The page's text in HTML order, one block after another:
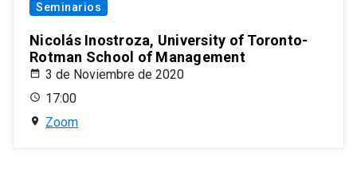
Seminarios
Nicolás Inostroza, University of Toronto-
Rotman School of Management
3 de Noviembre de 2020
17:00
Zoom